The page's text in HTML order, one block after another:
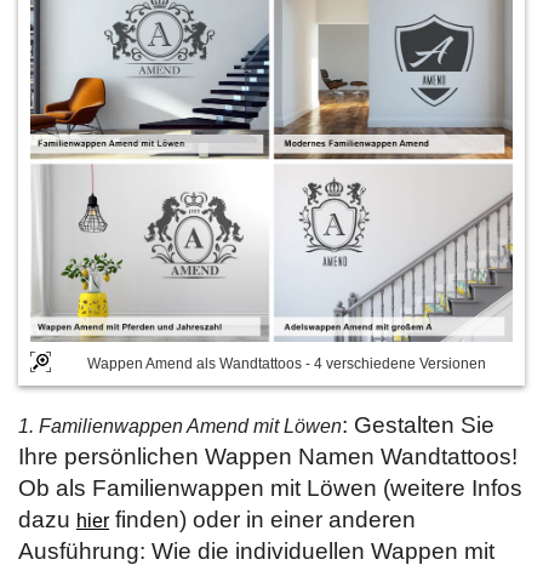
Wappen Amend als Wandtattoos - 4 verschiedene Versionen
1. Familienwappen Amend mit Löwen: Gestalten Sie
Ihre persönlichen Wappen Namen Wandtattoos!
Ob als Familienwappen mit Löwen (weitere Infos
dazu hier finden) oder in einer anderen
Ausführung: Wie die individuellen Wappen mit